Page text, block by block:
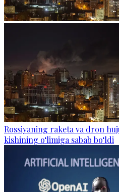
Rossiyaning raketa va dron
kishining o‘limiga sabab bo‘ldi